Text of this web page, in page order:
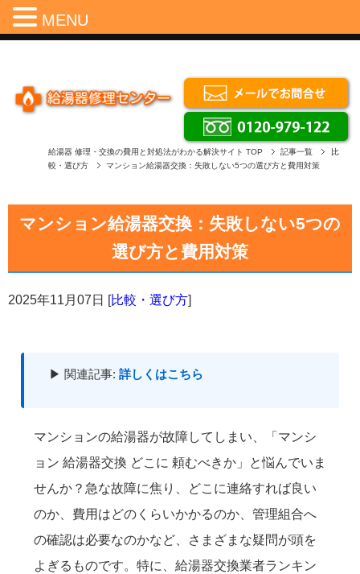
給湯器 修理・交換の費用と対処法がわかる解決サイト TOP 記事一覧
比
較・選び方
マンション給湯器交換：失敗しない5つの選び方と費用対策
マンション給湯器交換：失敗しない5つの
選び方と費用対策
2025年11月07日 比較・選び方
▶ 関連記事: 詳しくはこちら
マンションの給湯器が故障してしまい、「マンシ
ョン 給湯器交換 どこに 頼むべきか」と悩んでいま
せんか？急な故障に焦り、どこに連絡すれば良い
のか、費用はどのくらいかかるのか、管理組合へ
の確認は必要なのかなど、さまざまな疑問が頭を
よぎるものです。特に、給湯器交換業者ランキン
MENU
Menu